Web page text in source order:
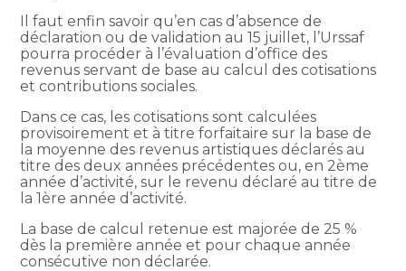
Il faut enfin savoir qu’en cas d’absence de
déclaration ou de validation au 15 juillet, l’Urssaf
pourra procéder à l’évaluation d’office des
revenus servant de base au calcul des cotisations
et contributions sociales.
Dans ce cas, les cotisations sont calculées
provisoirement et à titre forfaitaire sur la base de
la moyenne des revenus artistiques déclarés au
titre des deux années précédentes ou, en 2ème
année d’activité, sur le revenu déclaré au titre de
la 1ère année d’activité.
La base de calcul retenue est majorée de 25 %
dès la première année et pour chaque année
consécutive non déclarée.